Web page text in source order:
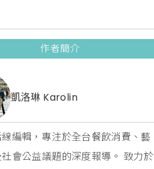
作者簡介
凱洛琳 Karolin
編輯，專注於全台餐飲消費、藝
會公益議題的深度報導。 致力於